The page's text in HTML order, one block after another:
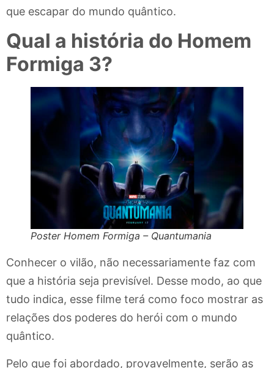
que escapar do mundo quântico.
Qual a história do Homem
Formiga 3?
Poster Homem Formiga – Quantumania
Conhecer o vilão, não necessariamente faz com
que a história seja previsível. Desse modo, ao que
tudo indica, esse filme terá como foco mostrar as
relações dos poderes do herói com o mundo
quântico.
Pelo que foi abordado, provavelmente, serão as